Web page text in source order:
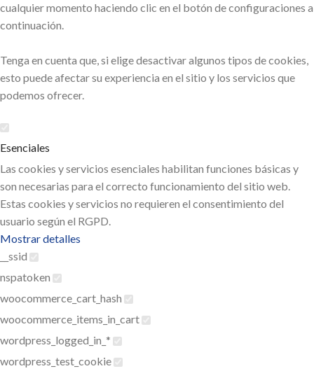
cualquier momento haciendo clic en el botón de configuraciones a
continuación.
Tenga en cuenta que, si elige desactivar algunos tipos de cookies,
esto puede afectar su experiencia en el sitio y los servicios que
podemos ofrecer.
Esenciales
Las cookies y servicios esenciales habilitan funciones básicas y
son necesarias para el correcto funcionamiento del sitio web.
Estas cookies y servicios no requieren el consentimiento del
usuario según el RGPD.
Mostrar detalles
__ssid
nspatoken
woocommerce_cart_hash
woocommerce_items_in_cart
wordpress_logged_in_*
wordpress_test_cookie